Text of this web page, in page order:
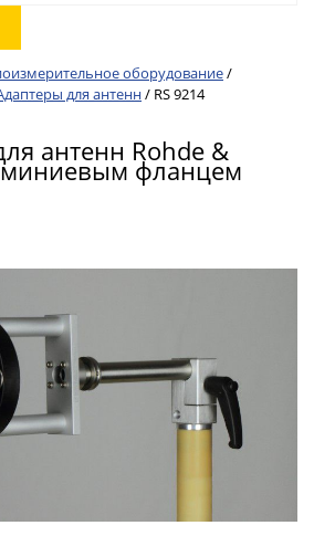
оборудование/
для антенн/ RS 9214
антенн Rohde &
фланцем